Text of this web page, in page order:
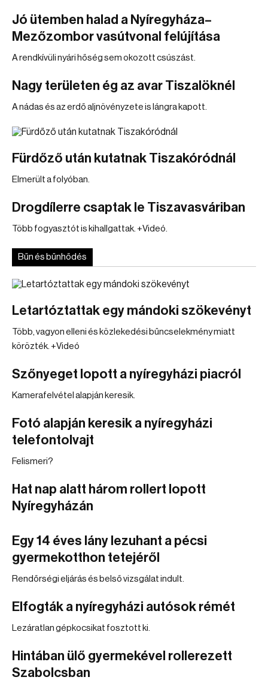
Jó ütemben halad a Nyíregyháza–
Mezőzombor vasútvonal felújítása
A rendkívüli nyári hőség sem okozott csúszást.
Nagy területen ég az avar Tiszalöknél
A nádas és az erdő aljnövényzete is lángra kapott.
Fürdőző után kutatnak Tiszakóródnál
Elmerült a folyóban.
Drogdílerre csaptak le Tiszavasváriban
Több fogyasztót is kihallgattak. +Videó.
Bűn és bűnhődés
Letartóztattak egy mándoki szökevényt
Több, vagyon elleni és közlekedési bűncselekmény miatt
körözték. +Videó
Szőnyeget lopott a nyíregyházi piacról
Kamerafelvétel alapján keresik.
Fotó alapján keresik a nyíregyházi
telefontolvajt
Felismeri?
Hat nap alatt három rollert lopott
Nyíregyházán
Egy 14 éves lány lezuhant a pécsi
gyermekotthon tetejéről
Rendőrségi eljárás és belső vizsgálat indult.
Elfogták a nyíregyházi autósok rémét
Lezáratlan gépkocsikat fosztott ki.
Hintában ülő gyermekével rollerezett
Szabolcsban